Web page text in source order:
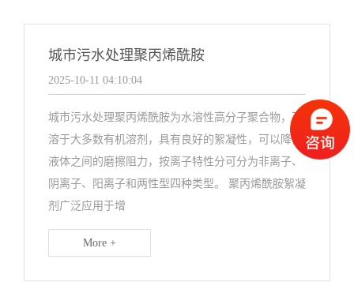
城市污水处理聚丙烯酰胺
2025-10-11 04:10:04
城市污水处理聚丙烯酰胺为水溶性高分子聚合物，不
溶于大多数有机溶剂，具有良好的絮凝性，可以降低
液体之间的磨擦阻力，按离子特性分可分为非离子、
阴离子、阳离子和两性型四种类型。 聚丙烯酰胺絮凝
剂广泛应用于增
More +